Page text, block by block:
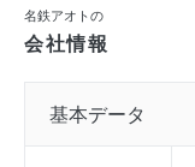
名鉄アオトの
会社情報
基本データ